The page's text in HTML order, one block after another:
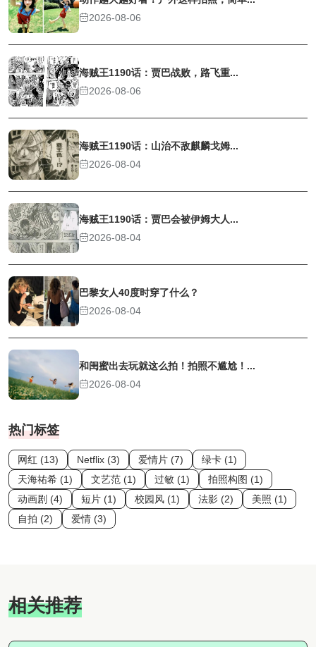
2026-08-06
海贼王1190话：贾巴战败，路飞重...
2026-08-06
海贼王1190话：山治不敌麒麟戈姆...
2026-08-04
海贼王1190话：贾巴会被伊姆大人...
2026-08-04
巴黎女人40度时穿了什么？
2026-08-04
和闺蜜出去玩就这么拍！拍照不尴尬！...
2026-08-04
热门标签
网红 (13) Netflix (3) 爱情片 (7)
绿卡 (1)
天海祐希 (1)
文艺范 (1) 过敏 (1)
拍照构图 (1)
动画剧 (4)
短片 (1) 校园风 (1) 法影 (2)
美照 (1)
自拍 (2)
爱情 (3)
相关推荐